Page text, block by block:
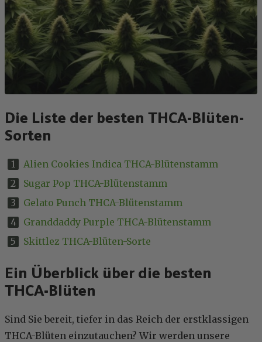
Die Liste der besten THCA-Blüten-
Sorten
Alien Cookies Indica THCA-Blütenstamm
Sugar Pop THCA-Blütenstamm
Gelato Punch THCA-Blütenstamm
Granddaddy Purple THCA-Blütenstamm
Skittlez THCA-Blüten-Sorte
Ein Überblick über die besten
THCA-Blüten
Sind Sie bereit, tiefer in das Reich der erstklassigen
THCA-Blüten einzutauchen? Wir werden unsere